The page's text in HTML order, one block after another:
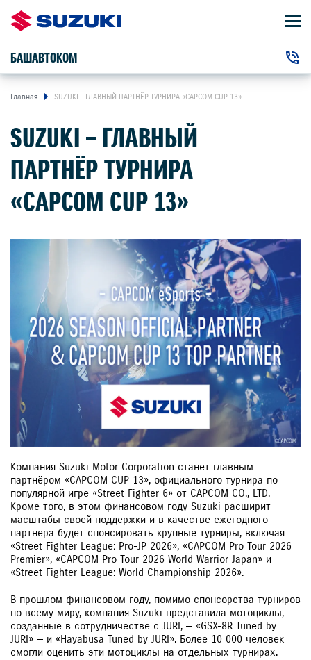
БАШАВТОКОМ
г. Уфа, Салавата Юлаева проспект, 89 +7 (347) 2-921-001
АВТОМОБИЛИ
ВЛАДЕЛЬЦАМ
О КОМПАНИИ
КОНТАКТЫ
НОВОСТИ
ЗАКАЗАТЬ ЗВОНОК
Главная SUZUKI – ГЛАВНЫЙ ПАРТНЁР ТУРНИРА «CAPCOM CUP 13»
SUZUKI – ГЛАВНЫЙ
ПАРТНЁР ТУРНИРА
«CAPCOM CUP 13»
Компания Suzuki Motor Corporation станет главным
партнёром «CAPCOM CUP 13», официального турнира по
популярной игре «Street Fighter 6» от CAPCOM CO., LTD.
Кроме того, в этом финансовом году Suzuki расширит
масштабы своей поддержки и в качестве ежегодного
партнёра будет спонсировать крупные турниры, включая
«Street Fighter League: Pro-JP 2026», «CAPCOM Pro Tour 2026
Premier», «CAPCOM Pro Tour 2026 World Warrior Japan» и
«Street Fighter League: World Championship 2026».
В прошлом финансовом году, помимо спонсорства турниров
по всему миру, компания Suzuki представила мотоциклы,
созданные в сотрудничестве с JURI, — «GSX-8R Tuned by
JURI» — и «Hayabusa Tuned by JURI». Более 10 000 человек
смогли оценить эти мотоциклы на отдельных турнирах.